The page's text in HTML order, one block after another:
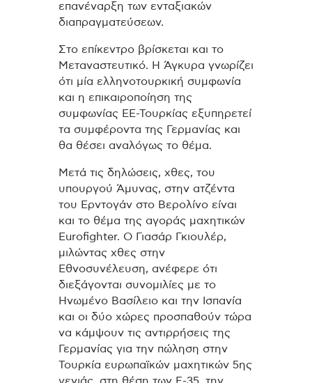
επανέναρξη των ενταξιακών
διαπραγματεύσεων.
Στο επίκεντρο βρίσκεται και το
Μεταναστευτικό. Η Άγκυρα γνωρίζει
ότι μία ελληνοτουρκική συμφωνία
και η επικαιροποίηση της
συμφωνίας ΕΕ-Τουρκίας εξυπηρετεί
τα συμφέροντα της Γερμανίας και
θα θέσει αναλόγως το θέμα.
Μετά τις δηλώσεις, χθες, του
υπουργού Άμυνας, στην ατζέντα
του Ερντογάν στο Βερολίνο είναι
και το θέμα της αγοράς μαχητικών
Eurofighter. Ο Γιασάρ Γκιουλέρ,
μιλώντας χθες στην
Εθνοσυνέλευση, ανέφερε ότι
διεξάγονται συνομιλίες με το
Ηνωμένο Βασίλειο και την Ισπανία
και οι δύο χώρες προσπαθούν τώρα
να κάμψουν τις αντιρρήσεις της
Γερμανίας για την πώληση στην
Τουρκία ευρωπαϊκών μαχητικών 5ης
γενιάς, στη θέση των F-35, την